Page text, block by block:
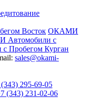
Восток ОКАМИ
Автомобили с
Пробегом Курган
sales@okami-
295-69-05
(343) 231-02-06